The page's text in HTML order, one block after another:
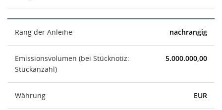
Rang der Anleihe nachrangig
Emissionsvolumen (bei Stücknotiz:
Stückanzahl)
5.000.000,00
Währung EUR